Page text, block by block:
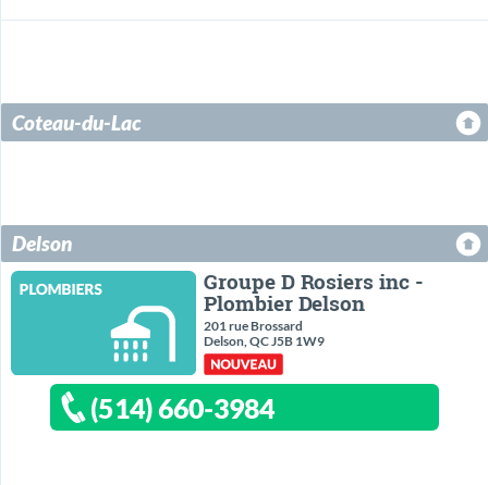
Coteau-du-Lac
Delson
Groupe D Rosiers inc -
Plombier Delson
201 rue Brossard
Delson, QC J5B 1W9
(514) 660-3984